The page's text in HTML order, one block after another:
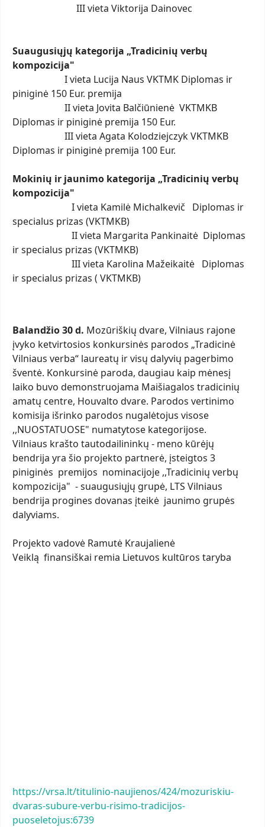
III vieta Viktorija Dainovec
Suaugusiųjų kategorija „Tradicinių verbų
kompozicija"
I vieta Lucija Naus VKTMK Diplomas ir
piniginė 150 Eur. premija
II vieta Jovita Balčiūnienė VKTMKB
Diplomas ir piniginė premija 150 Eur.
III vieta Agata Kolodziejczyk VKTMKB
Diplomas ir piniginė premija 100 Eur.
Mokinių ir jaunimo kategorija „Tradicinių verbų
kompozicija"
I vieta Kamilė Michalkevič Diplomas ir
specialus prizas (VKTMKB)
II vieta Margarita Pankinaitė Diplomas
ir specialus prizas (VKTMKB)
III vieta Karolina Mažeikaitė Diplomas
ir specialus prizas ( VKTMKB)
Balandžio 30 d. Mozūriškių dvare, Vilniaus rajone
įvyko ketvirtosios konkursinės parodos „Tradicinė
Vilniaus verba“ laureatų ir visų dalyvių pagerbimo
šventė. Konkursinė paroda, daugiau kaip mėnesį
laiko buvo demonstruojama Maišiagalos tradicinių
amatų centre, Houvalto dvare. Parodos vertinimo
komisija išrinko parodos nugalėtojus visose
,,NUOSTATUOSE" numatytose kategorijose.
Vilniaus krašto tautodailininkų - meno kūrėjų
bendrija yra šio projekto partnerė, įsteigtos 3
piniginės premijos nominacijoje ,,Tradicinių verbų
kompozicija" - suaugusiųjų grupė, LTS Vilniaus
bendrija progines dovanas įteikė jaunimo grupės
dalyviams.
Projekto vadovė Ramutė Kraujalienė
Veiklą finansiškai remia Lietuvos kultūros taryba
https://vrsa.lt/titulinio-naujienos/424/mozuriskiu-
dvaras-subure-verbu-risimo-tradicijos-
puoseletojus:6739